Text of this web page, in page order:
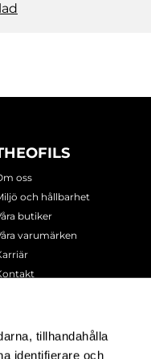
tillhandahålla
identifierare och
oss
och hållbarhet
butiker
varumärken